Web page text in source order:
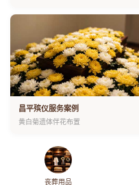
昌平殡仪服务案例
黄白菊遗体伴花布置
丧葬用品